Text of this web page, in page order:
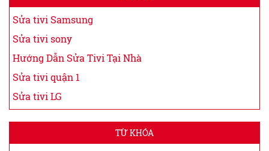
Sửa tivi Samsung
Sửa tivi sony
Hướng Dẫn Sửa Tivi Tại Nhà
Sửa tivi quận 1
Sửa tivi LG
TỪ KHÓA